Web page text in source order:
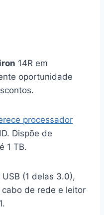
14R em
oportunidade
processador
Dispõe de
1 TB.
(1 delas 3.0),
de rede e leitor